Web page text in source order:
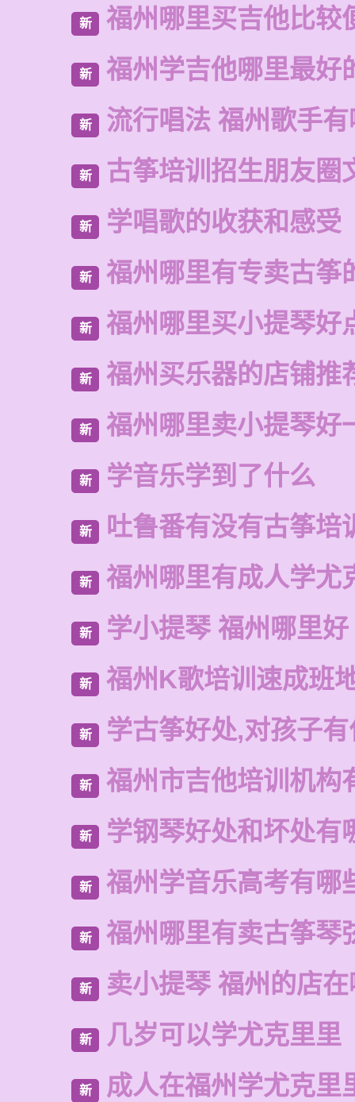
新 福州哪里买吉他比较
新 福州学吉他哪里最好
新 流行唱法 福州歌手
新 古筝培训招生朋友圈
新 学唱歌的收获和感受
新 福州哪里有专卖古筝
新 福州哪里买小提琴好
新 福州买乐器的店铺推
新 福州哪里卖小提琴好
新 学音乐学到了什么
新 吐鲁番有没有古筝培
新 福州哪里有成人学尤
新 学小提琴 福州哪里好
新 福州K歌培训速成班
新 学古筝好处,对孩子
新 福州市吉他培训机构
新 学钢琴好处和坏处有
新 福州学音乐高考有哪
新 福州哪里有卖古筝琴
新 卖小提琴 福州的店
新 几岁可以学尤克里里
新 成人在福州学尤克里